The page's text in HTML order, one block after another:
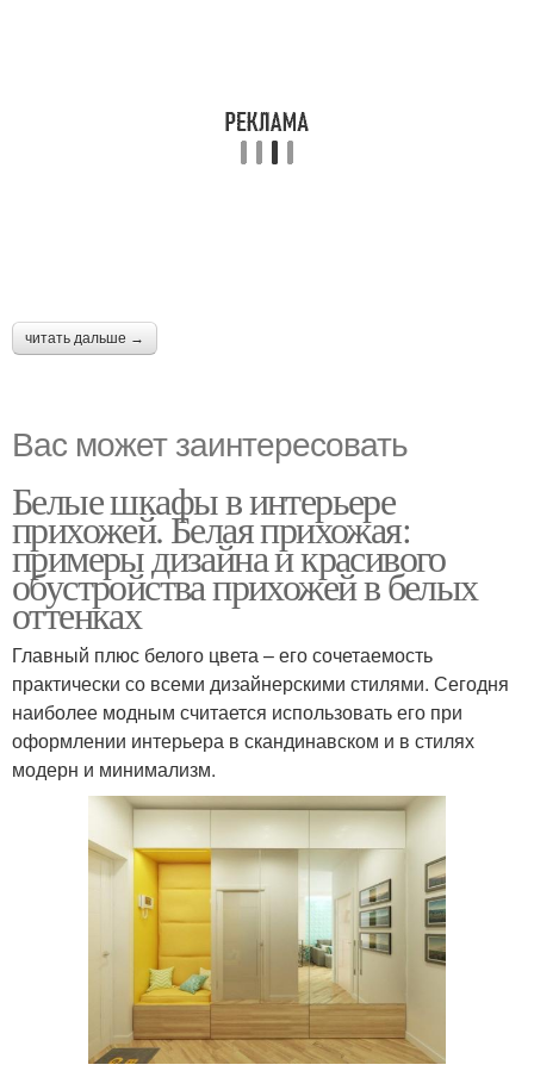
читать дальше →
Вас может заинтересовать
Белые шкафы в интерьере
прихожей. Белая прихожая:
примеры дизайна и красивого
обустройства прихожей в белых
оттенках
Главный плюс белого цвета – его сочетаемость
практически со всеми дизайнерскими стилями. Сегодня
наиболее модным считается использовать его при
оформлении интерьера в скандинавском и в стилях
модерн и минимализм.